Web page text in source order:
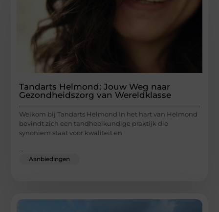
Tandarts Helmond: Jouw Weg naar
Gezondheidszorg van Wereldklasse
Welkom bij Tandarts Helmond In het hart van Helmond
bevindt zich een tandheelkundige praktijk die
synoniem staat voor kwaliteit en
...
Aanbiedingen